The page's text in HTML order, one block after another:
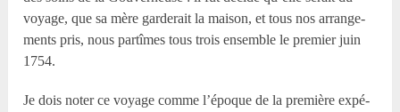
voyage, que sa mère garderait la maison, et tous nos arrange-
ments pris, nous partîmes tous trois ensemble le premier juin
1754.
Je dois noter ce voyage comme l’époque de la première expé-